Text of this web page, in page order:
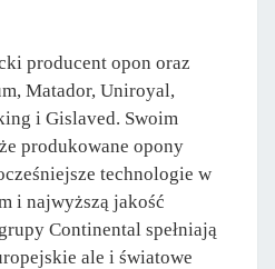
producent opon oraz
Matador, Uniroyal,
i Gislaved. Swoim
produkowane opony
technologie w
i najwyższą jakość
Continental spełniają
ale i światowe